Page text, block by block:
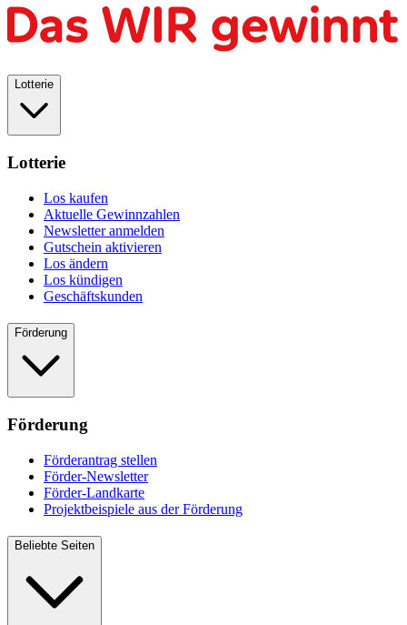
Lotterie
Lotterie
Los kaufen
Aktuelle Gewinnzahlen
Newsletter anmelden
Gutschein aktivieren
Los ändern
Los kündigen
Geschäftskunden
Förderung
Förderung
Förderantrag stellen
Förder-Newsletter
Förder-Landkarte
Projektbeispiele aus der Förderung
Beliebte Seiten